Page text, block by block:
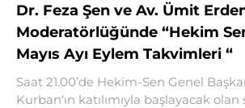
Dr. Feza Şen ve Av. Ümit
Moderatörlüğünde “Hekim
Mayıs Ayı Eylem Takvimleri “
Saat 21.00’de Hekim-Sen Genel
Kurban‘ın katılımıyla başlayacak olan